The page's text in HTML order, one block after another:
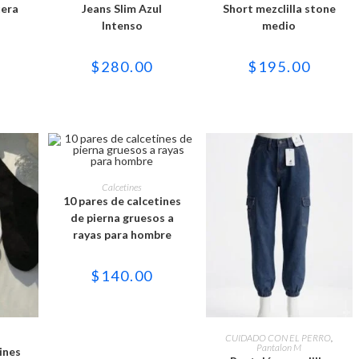
variantes.
Las
pueden
elegir
Jeans Slim Azul
Intenso
$280.00
variantes.
Las
pueden
elegir
Short mezclilla stone
medio
$ 195.00
SELECCIONAR OPCIONES
producto
tiene
múltiples
variantes.
Las
opciones
elegir
en
Calcetines
10 pares de calcetines
de pierna gruesos a
rayas para hombre
$ 140.00
SELECCIONAR OPCIONES
Este
producto
tiene
múltiples
CUIDADO CON EL PERRO
Pantalon M